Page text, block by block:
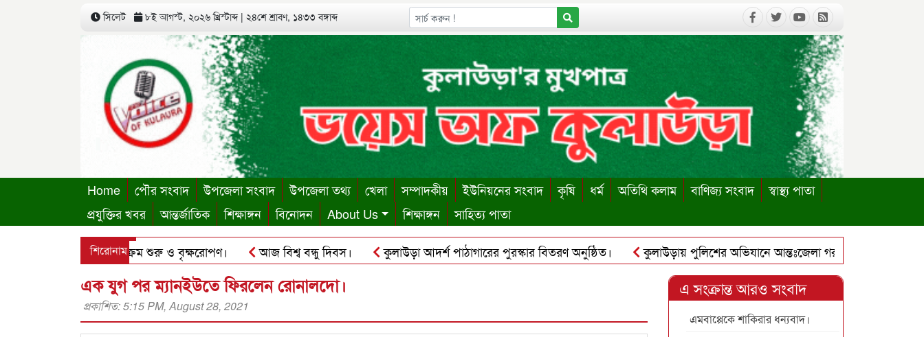
সিলেট ৮ই আগস্ট, ২০২৬ খ্রিস্টাব্দ | ২৪শে শ্রাবণ, ১৪৩৩ বঙ্গাব্দ
Home পৌর সংবাদ উপজেলা সংবাদ উপজেলা তথ্য খেলা সম্পাদকীয় ইউনিয়নের সংবাদ কৃষি ধর্ম অতিথি কলাম বাণিজ্য সংবাদ
স্বাস্থ্য পাতা
প্রযুক্তির খবর
আন্তর্জাতিক শিক্ষাঙ্গন বিনোদন About Us শিক্ষাঙ্গন সাহিত্য পাতা
শিরোনাম
কার্যালয়ের কার্যক্রম শুরু ও বৃক্ষরোপণ। আজ বিশ্ব বন্ধু দিবস। কুলাউড়া আদর্শ পাঠাগারের পুরস্কার বিতরণ অনুষ্ঠিত।
কুলাউড়ায় পুলিশের অভিযানে আন্তঃজেলা গরুচোর চক্রের ৬ সদস্য
ছবি হোয়াটসঅ্যাপে ব্যবহার করে প্রতারণার চেষ্টা।
কুলাউড়ায় পাবলিক লাইব্রেরি পুনঃস্থাপনের দাবিতে ইউএনও বরাবর
এক যুগ পর ম্যানইউতে ফিরলেন রোনালদো।
প্রকাশিত: 5:15 PM, August 28, 2021
এ সংক্রান্ত আরও সংবাদ
এমবাপ্পেকে শাকিরার ধন্যবাদ।